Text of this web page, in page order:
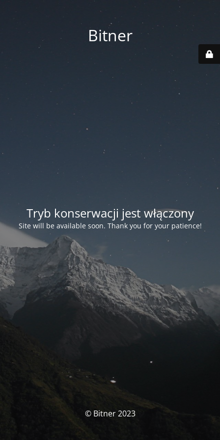
Bitner
Tryb konserwacji jest włączony
Site will be available soon. Thank you for your patience!
© Bitner 2023